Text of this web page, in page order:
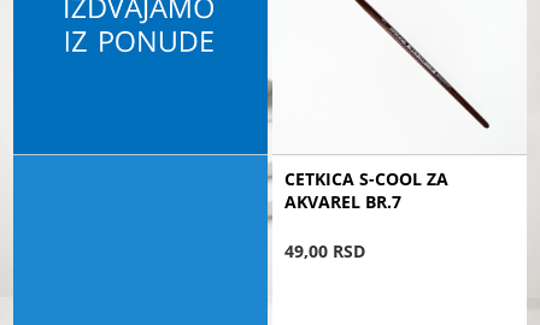
CETKICA S-COOL ZA
AKVAREL BR.7
49,00 RSD